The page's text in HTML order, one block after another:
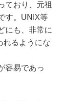
ており、元祖
す。UNIX等
にも、非常に
れるようにな
容易であっ